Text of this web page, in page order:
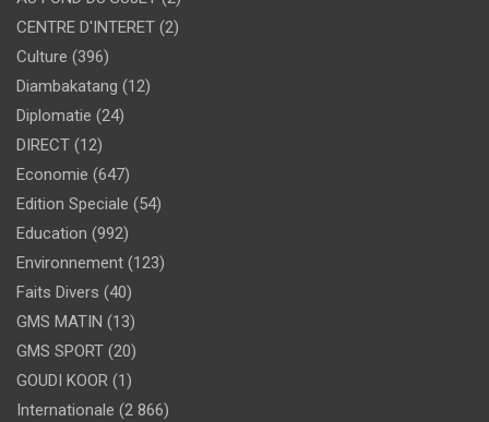
CENTRE D'INTERET (2)
Culture (396)
Diambakatang (12)
Diplomatie (24)
DIRECT (12)
Economie (647)
Edition Speciale (54)
Education (992)
Environnement (123)
Faits Divers (40)
GMS MATIN (13)
GMS SPORT (20)
GOUDI KOOR (1)
Internationale (2 866)